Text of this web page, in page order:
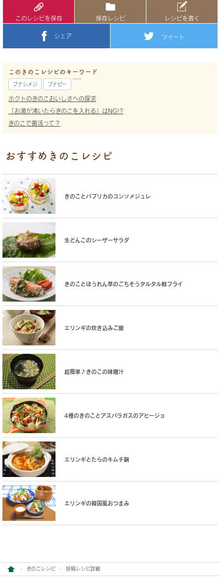
このレシピを保存 保存レシピ レシピを書く
シェア ツイート
このきのこレシピのキーワード
ブナシメジ ブナピー
ホクトのきのこおいしさへの探求
「お湯が沸いたらきのこを入れる」はNG!?
きのこで菌活って？
おすすめきのこレシピ
きのことパプリカのコンソメジュレ
生どんこのシーザーサラダ
きのことほうれん草のごちそうタルタル鮭フライ
エリンギの炊き込みご飯
超簡単♪きのこの味噌汁
4種のきのことアスパラガスのアヒージョ
エリンギとたらのキムチ鍋
エリンギの韓国風おつまみ
きのこレシピ 投稿レシピ詳細